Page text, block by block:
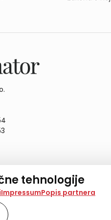
tehnologije
koristimo kolačiće i slične
na stranici te prikazujemo
ImpressumPopis partnera